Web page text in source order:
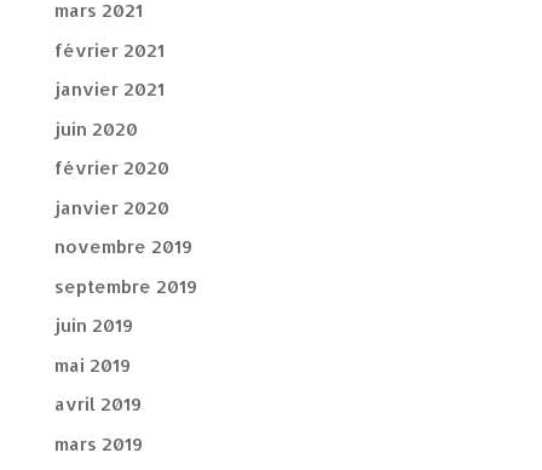
mars 2021
février 2021
janvier 2021
juin 2020
février 2020
janvier 2020
novembre 2019
septembre 2019
juin 2019
mai 2019
avril 2019
mars 2019